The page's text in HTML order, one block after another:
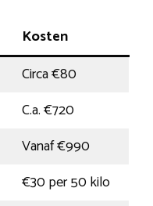
Kosten
Circa €80
C.a. €720
Vanaf €990
€30 per 50 kilo